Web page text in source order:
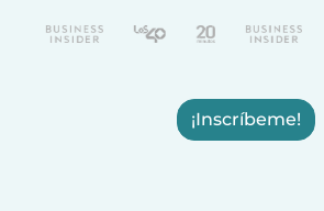
¡Inscríbeme!